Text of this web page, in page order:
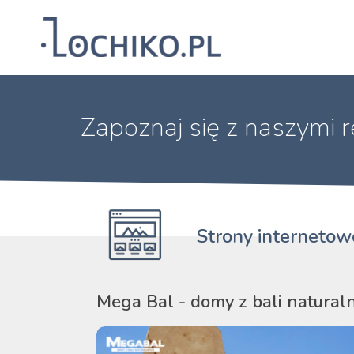
Zapoznaj się z naszymi
Strony
Mega Bal - domy z bali